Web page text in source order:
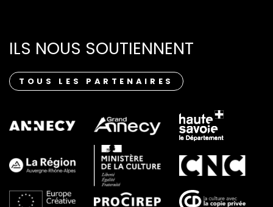
ILS NOUS SOUTIENNENT
TOUS LES PARTENAIRES